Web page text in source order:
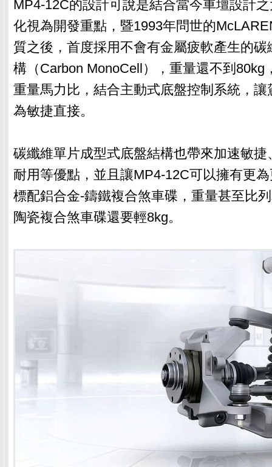
MP4-12C的設計可說是結合當今車壇設計
化視為開發重點，暨1993年問世的
質之後，首度採用不會有金屬疲軟產生的
構（Carbon MonoCell），重量還不到80kg
重量馬力比，結合主動式底盤控制系統，
為敏捷直接。
碳纖維單片成型式底盤結構也帶來加速敏
耐用等優點，並且讓MP4-12C可以擁有更
標配鋁合金-鑄鐵複合煞車碟，重量甚至比
陶瓷複合煞車碟還要輕8kg。